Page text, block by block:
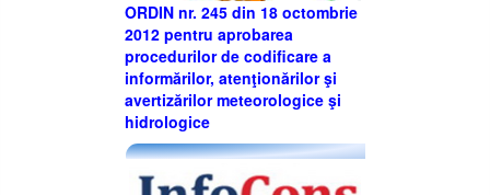
ORDIN nr. 245 din 18 octombrie
2012 pentru aprobarea
procedurilor de codificare a
informărilor, atenţionărilor şi
avertizărilor meteorologice şi
hidrologice